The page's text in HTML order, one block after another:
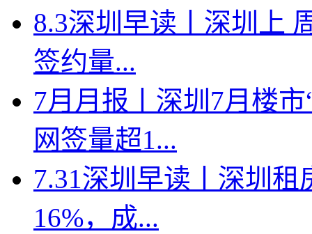
8.3深圳早读丨深圳上
签约量...
7月月报丨深圳7月楼
网签量超1...
7.31深圳早读丨深圳
16%，成...